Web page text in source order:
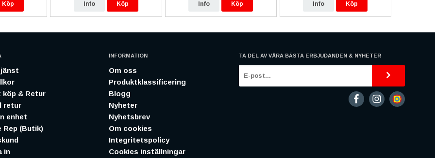
Köp Info Köp Info Köp Info Köp
köp & Retur
retur
enhet
Rep (Butik)
in
INFORMATION
Om oss
Produktklassificering
Blogg
Nyheter
Nyhetsbrev
Om cookies
Integritetspolicy
Cookies inställningar
TA DEL AV VÅRA BÄSTA ERBJUDANDEN & NYHETER